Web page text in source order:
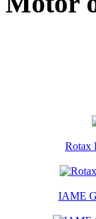
Rotax
IAME